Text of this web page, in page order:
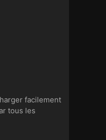
facilement
tous les